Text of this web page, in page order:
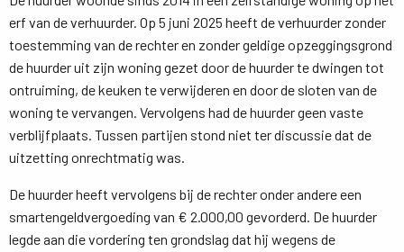
erf van de verhuurder. Op 5 juni 2025 heeft de verhuurder zonder
toestemming van de rechter en zonder geldige opzeggingsgrond
de huurder uit zijn woning gezet door de huurder te dwingen tot
ontruiming, de keuken te verwijderen en door de sloten van de
woning te vervangen. Vervolgens had de huurder geen vaste
verblijfplaats. Tussen partijen stond niet ter discussie dat de
uitzetting onrechtmatig was.
De huurder heeft vervolgens bij de rechter onder andere een
smartengeldvergoeding van € 2.000,00 gevorderd. De huurder
legde aan die vordering ten grondslag dat hij wegens de